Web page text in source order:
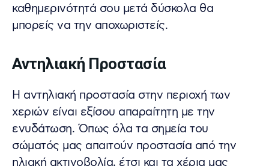
καθημερινότητά σου μετά δύσκολα θα
μπορείς να την αποχωριστείς.
Αντηλιακή Προστασία
Η αντηλιακή προστασία στην περιοχή των
χεριών είναι εξίσου απαραίτητη με την
ενυδάτωση. Όπως όλα τα σημεία του
σώματός μας απαιτούν προστασία από την
ηλιακή ακτινοβολία, έτσι και τα χέρια μας